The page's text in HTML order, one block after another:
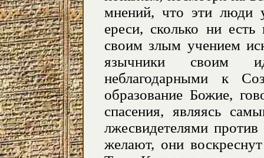
мнений, что эти люди
ереси, сколько ни
своим злым учением
язычники своим
неблагодарными к
образование Божие,
спасения, являясь
лжесвидетелями
желают, они